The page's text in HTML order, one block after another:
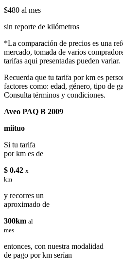
$480 al mes
sin reporte de kilómetros
*La comparación de precios es una
mercado, tomada de varios
tarifas aqui presentadas pueden variar.
Recuerda que tu tarifa por km es
factores como: edad, género, tipo de
Consulta términos y condiciones.
Aveo PAQ B 2009
miituo
Si tu tarifa
por km es de
$ 0.42 x
km
y recorres un
aproximado de
300km al
mes
entonces, con nuestra modalidad
de pago por km serían